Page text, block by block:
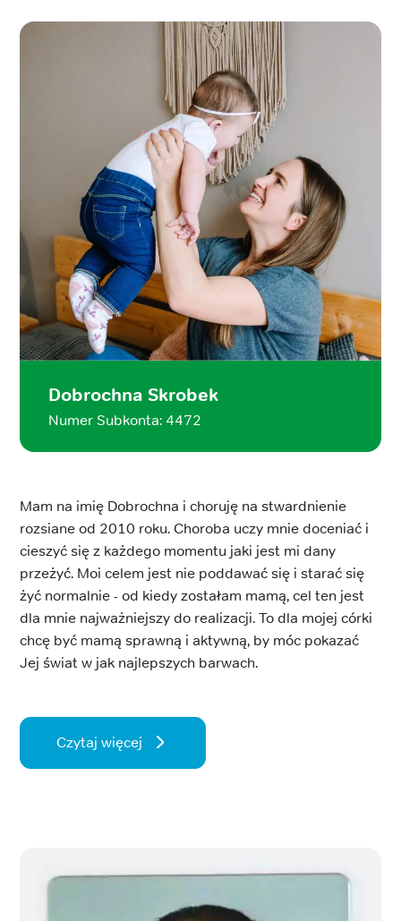
Dobrochna Skrobek
Numer Subkonta: 4472
Mam na imię Dobrochna i choruję na stwardnienie
rozsiane od 2010 roku. Choroba uczy mnie doceniać i
cieszyć się z każdego momentu jaki jest mi dany
przeżyć. Moi celem jest nie poddawać się i starać się
żyć normalnie - od kiedy zostałam mamą, cel ten jest
dla mnie najważniejszy do realizacji. To dla mojej córki
chcę być mamą sprawną i aktywną, by móc pokazać
Jej świat w jak najlepszych barwach.
Czytaj więcej